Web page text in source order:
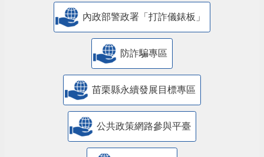
內政部警政署「打詐儀錶板」
防詐騙專區
苗栗縣永續發展目標專區
公共政策網路參與平臺